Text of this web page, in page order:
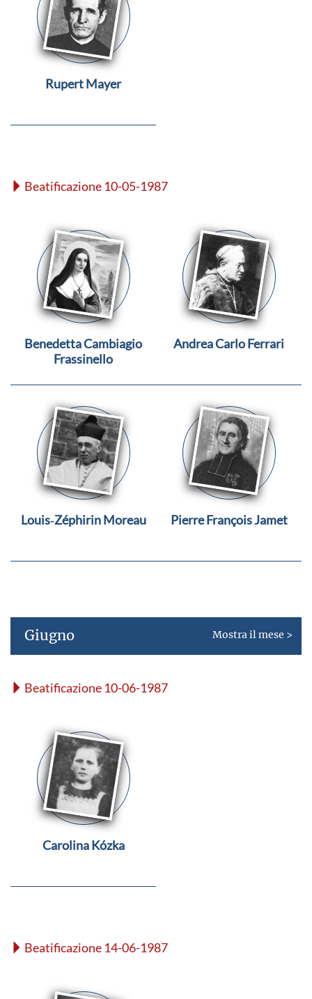
Rupert Mayer
Beatificazione 10-05-1987
Benedetta Cambiagio
Frassinello
Andrea Carlo Ferrari
Louis‑Zéphirin Moreau Pierre François Jamet
Giugno Mostra il mese >
Beatificazione 10-06-1987
Carolina Kózka
Beatificazione 14-06-1987